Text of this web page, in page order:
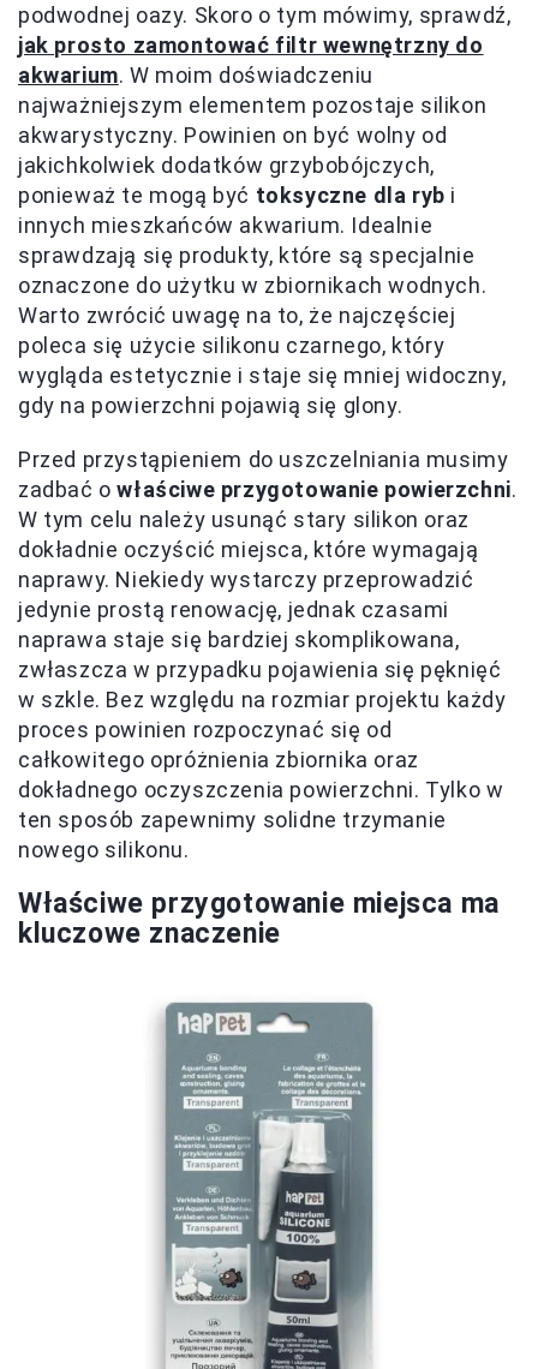
podwodnej oazy. Skoro o tym mówimy, sprawdź,
jak prosto zamontować filtr wewnętrzny do
akwarium. W moim doświadczeniu
najważniejszym elementem pozostaje silikon
akwarystyczny. Powinien on być wolny od
jakichkolwiek dodatków grzybobójczych,
ponieważ te mogą być toksyczne dla ryb i
innych mieszkańców akwarium. Idealnie
sprawdzają się produkty, które są specjalnie
oznaczone do użytku w zbiornikach wodnych.
Warto zwrócić uwagę na to, że najczęściej
poleca się użycie silikonu czarnego, który
wygląda estetycznie i staje się mniej widoczny,
gdy na powierzchni pojawią się glony.
Przed przystąpieniem do uszczelniania musimy
zadbać owłaściwe przygotowanie powierzchni.
W tym celu należy usunąć stary silikon oraz
dokładnie oczyścić miejsca, które wymagają
naprawy. Niekiedy wystarczy przeprowadzić
jedynie prostą renowację, jednak czasami
naprawa staje się bardziej skomplikowana,
zwłaszcza w przypadku pojawienia się pęknięć
w szkle. Bez względu na rozmiar projektu każdy
proces powinien rozpoczynać się od
całkowitego opróżnienia zbiornika oraz
dokładnego oczyszczenia powierzchni. Tylko w
ten sposób zapewnimy solidne trzymanie
nowego silikonu.
Właściwe przygotowanie miejsca ma
kluczowe znaczenie